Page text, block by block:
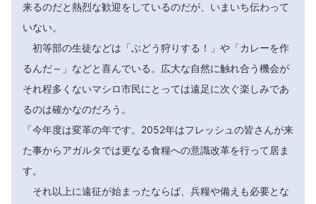
来るのだと熱烈な歓迎をしているのだが、いまいち伝わって
いない。
初等部の生徒などは「ぶどう狩りする！」や「カレーを作
るんだ～」などと喜んでいる。広大な自然に触れ合う機会が
それ程多くないマシロ市民にとっては遠足に次ぐ楽しみであ
るのは確かなのだろう。
「今年度は変革の年です。2052年はフレッシュの皆さんが来
た事からアガルタでは更なる食糧への意識改革を行って居ま
す。
それ以上に遠征が始まったならば、兵糧や備えも必要とな